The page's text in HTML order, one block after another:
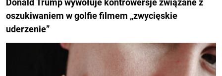
oszukiwaniem w golfie filmem „zwycięskie
uderzenie”